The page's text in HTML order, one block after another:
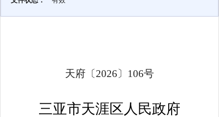
天府〔2026〕 106号
三亚市天涯区人民政府